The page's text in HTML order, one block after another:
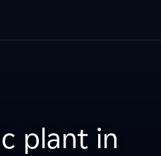
plant in